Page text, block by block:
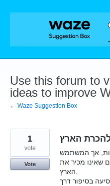
Skip
Use this forum to
ideas to improve
← Waze Suggestion Box
להכרת הארץ
אך המשתמש
שאינו מכיר את
בסיפור דרך
1
vote
Vote